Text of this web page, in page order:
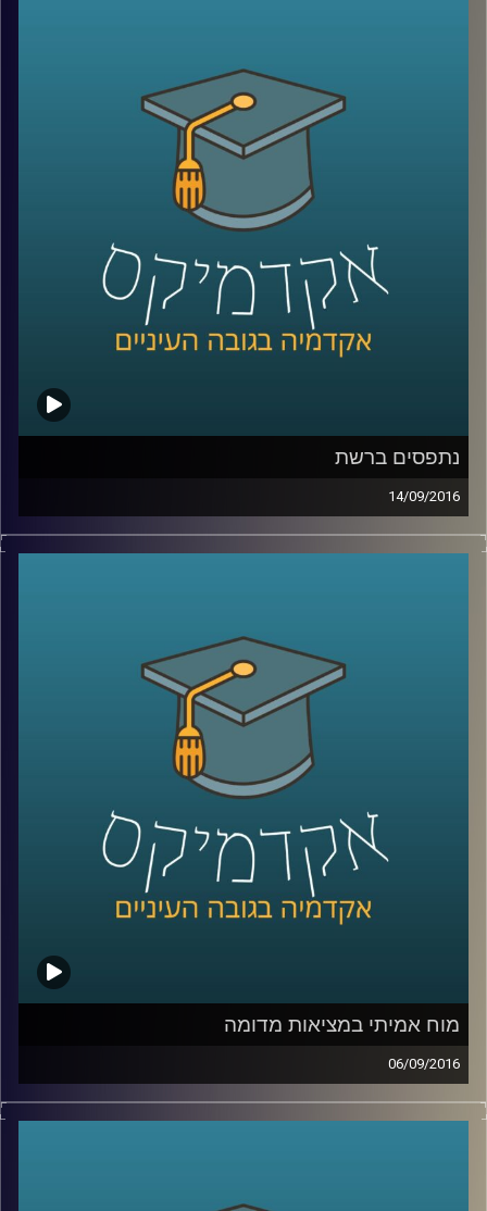
העולם הבא. בפרק זה נמשיך עם מי שמוכן
להעמיק אל בין שורות חז"ל, ולגלות את
המורכבות על אודות היש הנצחי. קריאה
מודרכת עם דוקטור גבריאלה ברזין, מומחית
לפילוסופיה יהודית ופילוסופיה אסלאמית של ימי
הביניים. השכלה היא התענוג הגדול מכולם?
הצטרפו להרהור המשותף. פרק ב.
AudioVersity
נתפסים ברשת
14/09/2016
דוקטור צחי חייט חוקר רשתות חברתיות, תחום
הרשת, שקל יותר למדוד ולנטר, לכמת ולהבין.
הרשתות המקוונות מעלות שאלות מעניינות
לגבי הומופיליה, מידת ההשפעה של אדם על
הרשת ושל הרשת על האדם, יצירת תכנים
ותיאוריות קונספירציה. מה עושים עם כל המידע
קרדיט תמונות:AudioVersity
מוח אמיתי במציאות מדומה
06/09/2016
דוקטור דורון פרידמן, ראש המעבדה לחקר
דווקא בעולם הטכנולוגיה. המצאת טכנולוגיות